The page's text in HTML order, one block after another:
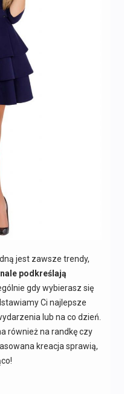
jest zawsze trendy,
podkreślają
gdy wybierasz się
Ci najlepsze
lub na co dzień.
również na randkę czy
kreacja sprawią,